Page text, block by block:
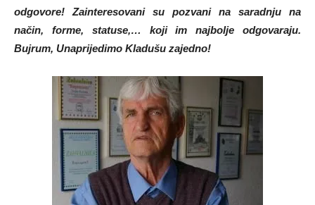
odgovore! Zainteresovani su pozvani na saradnju na
način, forme, statuse,… koji im najbolje odgovaraju.
Bujrum, Unaprijedimo Kladušu zajedno!